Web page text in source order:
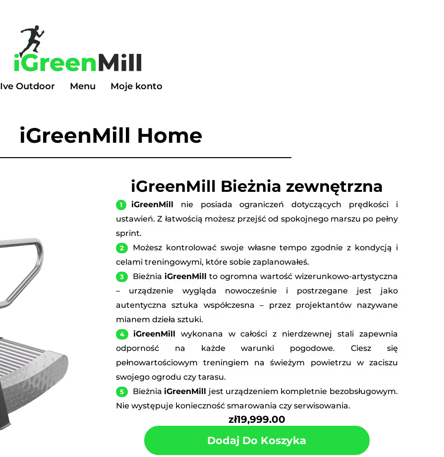
Ive Outdoor Menu Moje konto
iGreenMill Home
iGreenMill Bieżnia zewnętrzna
iGreenMill nie posiada ograniczeń dotyczących prędkości i
ustawień. Z łatwością możesz przejść od spokojnego marszu po pełny
sprint.
Możesz kontrolować swoje własne tempo zgodnie z kondycją i
celami treningowymi, które sobie zaplanowałeś.
Bieżnia iGreenMill to ogromna wartość wizerunkowo-artystyczna
– urządzenie wygląda nowocześnie i postrzegane jest jako
autentyczna sztuka współczesna – przez projektantów nazywane
mianem dzieła sztuki.
iGreenMill wykonana w całości z nierdzewnej stali zapewnia
odporność na każde warunki pogodowe. Ciesz się
pełnowartościowym treningiem na świeżym powietrzu w zaciszu
swojego ogrodu czy tarasu.
BieżniaiGreenMill jest urządzeniem kompletnie bezobsługowym.
Nie występuje konieczność smarowania czy serwisowania.
zł19,999.00
Dodaj Do Koszyka